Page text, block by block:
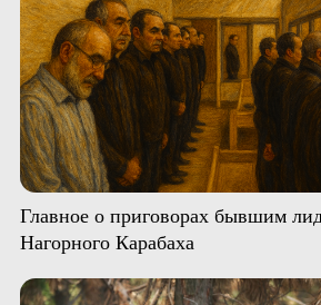
Главное о приговорах бывшим
Нагорного Карабаха